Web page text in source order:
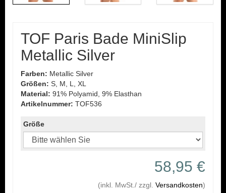
TOF Paris Bade MiniSlip
Metallic Silver
Farben: Metallic Silver
Größen: S, M, L, XL
Material: 91% Polyamid, 9% Elasthan
Artikelnummer: TOF536
Größe
58,95 €
(inkl. MwSt./ zzgl. Versandkosten)